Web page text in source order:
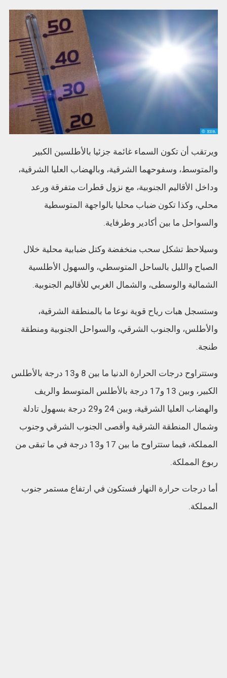
ويرتقب أن تكون السماء غائمة جزئيا بالأطلسين الكبير
والمتوسط، وسفوحهما الشرقية، وبالهضاب العليا الشرقية،
وداخل الأقاليم الجنوبية، مع نزول قطرات متفرقة ورعد
محلي، وكذا تكون ضباب محليا بالواجهة المتوسطية
والسواحل ما بين أكادير وطرفاية.
وسيلاحظ تشكل سحب منخفضة وكتل ضبابية محلية خلال
الصباح والليل بالساحل المتوسطي، والسهول الأطلسية
الشمالية والوسطى، والشمال الغربي للأقاليم الجنوبية.
وستسجل هبات رياح قوية نوعا ما بالمنطقة الشرقية،
والأطلس، والجنوب الشرقي، والسواحل الجنوبية ومنطقة
طنجة.
وستتراوح درجات الحرارة الدنيا ما بين 8 و13 درجة بالأطلس
الكبير، وبين 13 و17 درجة بالأطلس المتوسط والريف
والهضاب العليا الشرقية، وبين 24 و29 درجة بسهول تادلة
وشمال المنطقة الشرقية وأقصى الجنوب الشرقي وجنوب
المملكة، فيما ستتراوح ما بين 17 و13 درجة في ما تبقى من
ربوع المملكة.
أما درجات حرارة النهار فستكون في ارتفاع مستمر جنوب
المملكة.